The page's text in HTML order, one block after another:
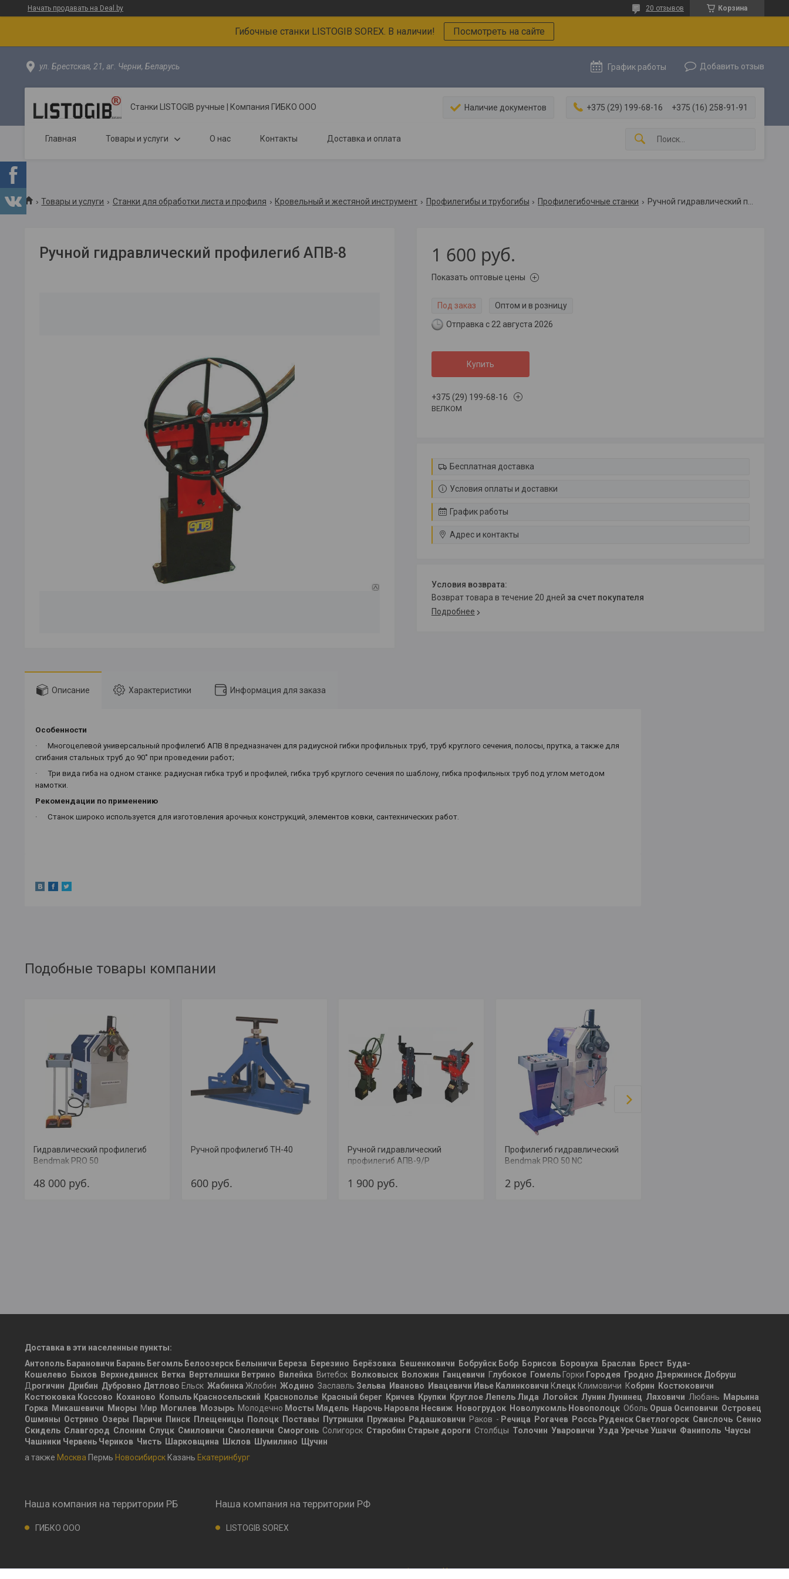
Начать продавать на Deal.by Корзина
20 отзывов
Гибочные станки LISTOGIB SOREX. В наличии! Посмотреть на сайте
ул. Брестская, 21, аг. Черни, Беларусь График работы Добавить отзыв
Станки LISTOGIB ручные | Компания ГИБКО ООО Наличие документов +375 (29) 199-68-16 +375 (16) 258-91-91
Главная Товары и услуги О нас Контакты Доставка и оплата
Товары и услуги Станки для обработки листа и профиля Кровельный и жестяной инструмент Профилегибы и трубогибы Профилегибочные станки
Ручной гидравлический профилегиб АПВ-8 1 600 руб.
Показать оптовые цены
Под заказ
Оптом и в розницу
Отправка с 22 августа 2026
Купить
+375 (29) 199-68-16
ВЕЛКОМ
Бесплатная доставка
Условия оплаты и доставки
График работы
Адрес и контакты
возврат товара в течение 20 дней за счет покупателя
Подробнее
Описание Характеристики Информация для заказа
Особенности
·
Многоцелевой универсальный профилегиб АПВ 8 предназначен для радиусной гибки профильных труб, труб круглого сечения, полосы, прутка, а также для
сгибания стальных труб до 90˚ при проведении работ;
·
Три вида гиба на одном станке: радиусная гибка труб и профилей, гибка труб круглого сечения по шаблону, гибка профильных труб под углом методом
намотки.
Рекомендации по применению
·
Станок широко используется для изготовления арочных конструкций, элементов ковки, сантехнических работ.
Подобные товары компании
Гидравлический профилегиб
Bendmak PRO 50
48 000 руб.
Ручной профилегиб ТН-40
600 руб.
Ручной гидравлический
профилегиб АПВ-9/P
1 900 руб.
Профилегиб гидравлический
Bendmak PRO 50 NC
2 руб.
Доставка в эти населенные пункты:
Антополь Барановичи Барань Бегомль Белоозерск Белыничи Береза Березино Берёзовка Бешенковичи Бобруйск Бобр Борисов Боровуха Браслав Брест Буда-
Кошелево
Быхов Верхнедвинск Ветка Вертелишки Ветрино Вилейка Витебск Волковыск Воложин Ганцевичи Глубокое Гомель Горки Городея Гродно Дзержинск Добруш
Д рогичин Дрибин Дубровно Дятлово Ельск Жабинка Жлобин Жодино Заславль Зельва Иваново Ивацевичи Ивье Калинковичи Клецк Климовичи Кобрин
Костюковичи
Костюковка Коссово Коханово Копыль Красносельский Краснополье Красный берег Кричев Крупки Круглое Лепель Лида Логойск Лунин Лунинец Ляховичи Любань
Марьина
Горка
Микашевичи Миоры Мир Могилев Мозырь Молодечно Мосты Мядель Нарочь Наровля Несвиж Новогрудок Новолукомль Новополоцк Оболь Орша Осиповичи Островец
Ошмяны Острино Озеры Паричи Пинск Плещеницы Полоцк Поставы Путришки Пружаны Радашковичи Раков - Речица Рогачев Россь Руденск Светлогорск Свислочь Сенно
Скидель Славгород Слоним Слуцк Смиловичи Смолевичи Сморгонь Солигорск Старобин Старые дороги Столбцы Толочин Уваровичи Узда УречьеУшачи Фаниполь Чаусы
Чашники Червень Чериков Чисть Шарковщина Шклов Шумилино
Щучин
а также Москва Пермь Новосибирск Казань Екатеринбург
Наша компания на территории РБ
ГИБКО ООО
Наша компания на территории РФ
LISTOGIB SOREX
Сайт создан на платформе Deal.by